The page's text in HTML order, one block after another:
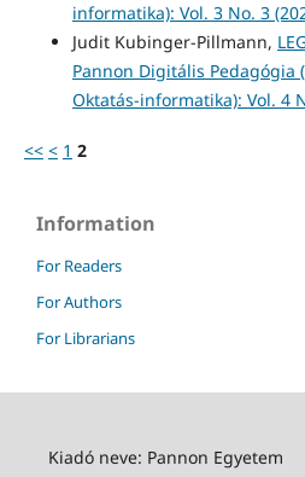
informatika): Vol. 3 No. 3
Judit Kubinger-Pillmann,
Pannon Digitális Pedagógia
Oktatás-informatika): Vol. 4
<< < 1 2
Information
For Readers
For Authors
For Librarians
Kiadó neve: Pannon Egyetem